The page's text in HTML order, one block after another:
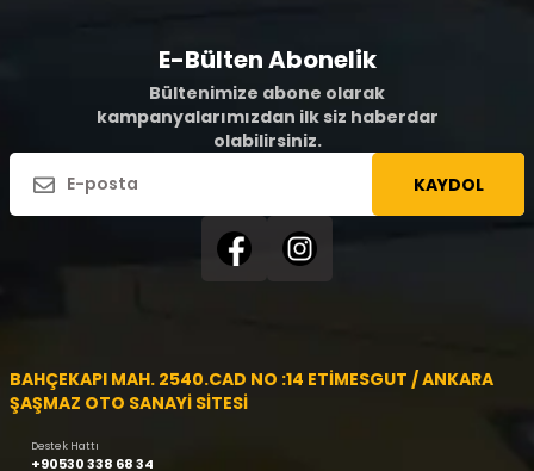
E-Bülten Abonelik
Bültenimize abone olarak
kampanyalarımızdan ilk siz haberdar
olabilirsiniz.
KAYDOL
BAHÇEKAPI MAH. 2540.CAD NO :14 ETİMESGUT / ANKARA
ŞAŞMAZ OTO SANAYİ SİTESİ
Destek Hattı
+90530 338 68 34